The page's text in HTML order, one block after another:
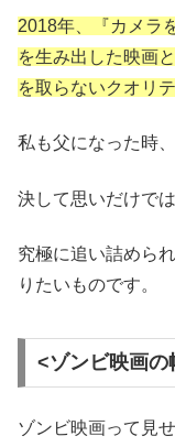
2018年、『カメラ
を生み出した映画
を取らないクオリテ
私も父になった時
決して思いだけで
究極に追い詰めら
りたいものです。
<ゾンビ映画の
ゾンビ映画って見